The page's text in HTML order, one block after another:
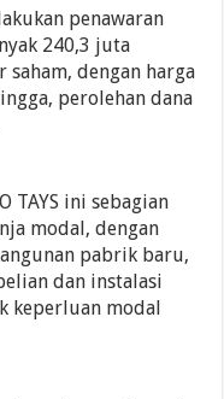
penawaran
240,3 juta
dengan harga
perolehan dana
TAYS ini sebagian
modal, dengan
pabrik baru,
dan instalasi
keperluan modal